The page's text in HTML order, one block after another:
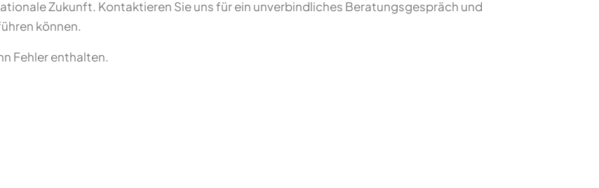
Zukunft. Kontaktieren Sie uns für ein unverbindliches Beratungsgespräch und
können.
Fehler enthalten.